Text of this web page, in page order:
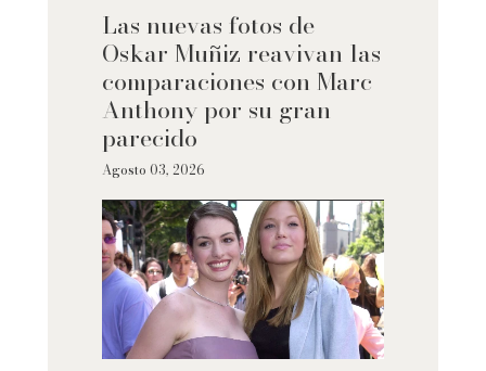
Las nuevas fotos de
Oskar Muñiz reavivan las
comparaciones con Marc
Anthony por su gran
parecido
Agosto 03, 2026